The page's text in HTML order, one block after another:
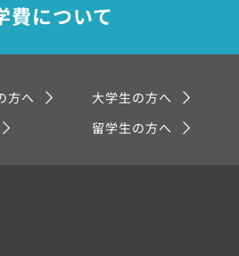
費について
方へ 大学生の方へ
留学生の方へ